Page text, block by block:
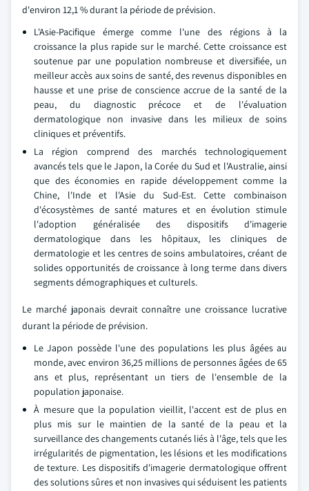
d'environ 12,1 % durant la période de prévision.
L'Asie-Pacifique émerge comme l'une des régions à la
croissance la plus rapide sur le marché. Cette croissance est
soutenue par une population nombreuse et diversifiée, un
meilleur accès aux soins de santé, des revenus disponibles en
hausse et une prise de conscience accrue de la santé de la
peau, du diagnostic précoce et de l'évaluation
dermatologique non invasive dans les milieux de soins
cliniques et préventifs.
La région comprend des marchés technologiquement
avancés tels que le Japon, la Corée du Sud et l'Australie, ainsi
que des économies en rapide développement comme la
Chine, l'Inde et l'Asie du Sud-Est. Cette combinaison
d'écosystèmes de santé matures et en évolution stimule
l'adoption généralisée des dispositifs d'imagerie
dermatologique dans les hôpitaux, les cliniques de
dermatologie et les centres de soins ambulatoires, créant de
solides opportunités de croissance à long terme dans divers
segments démographiques et culturels.
Le marché japonais devrait connaître une croissance lucrative
durant la période de prévision.
Le Japon possède l'une des populations les plus âgées au
monde, avec environ 36,25 millions de personnes âgées de 65
ans et plus, représentant un tiers de l'ensemble de la
population japonaise.
À mesure que la population vieillit, l'accent est de plus en
plus mis sur le maintien de la santé de la peau et la
surveillance des changements cutanés liés à l'âge, tels que les
irrégularités de pigmentation, les lésions et les modifications
de texture. Les dispositifs d'imagerie dermatologique offrent
des solutions sûres et non invasives qui séduisent les patients